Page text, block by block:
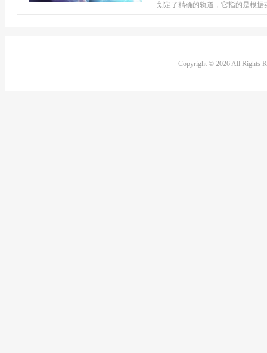
划定了精确的轨道，它指的是根
Copyright © 2026 All Rights